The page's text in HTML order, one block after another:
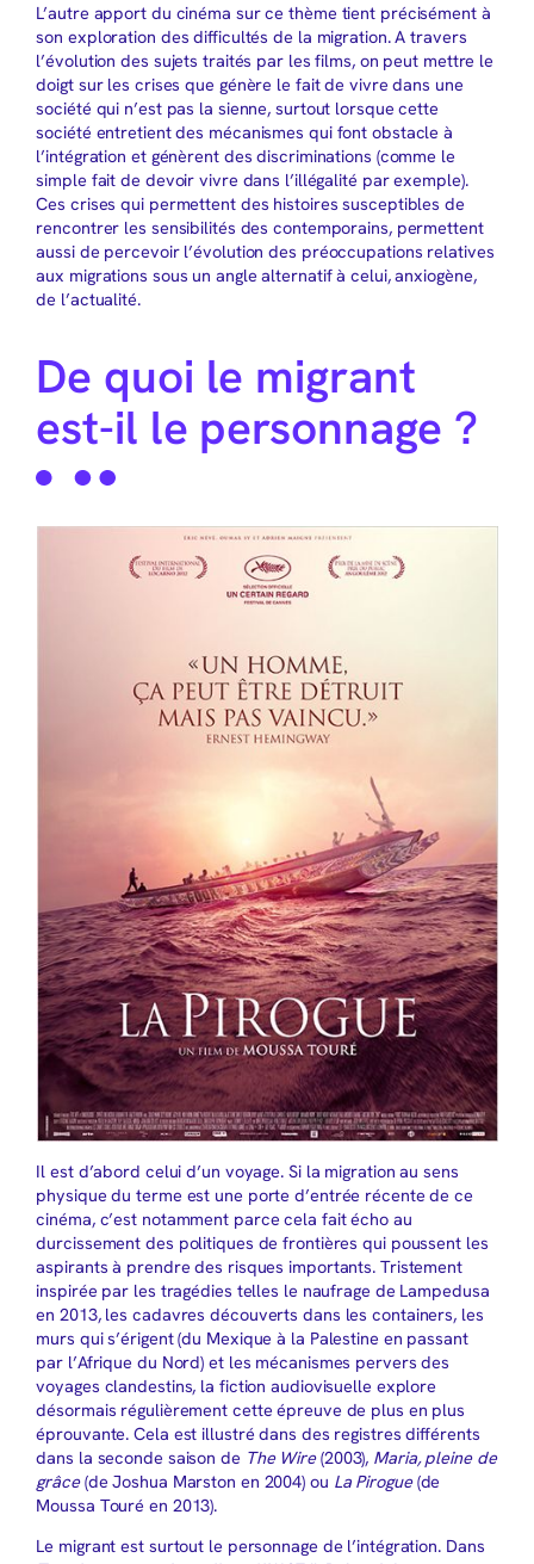
L’autre apport du cinéma sur ce thème tient précisément à
son exploration des difficultés de la migration. A travers
l’évolution des sujets traités par les films, on peut mettre le
doigt sur les crises que génère le fait de vivre dans une
société qui n’est pas la sienne, surtout lorsque cette
société entretient des mécanismes qui font obstacle à
l’intégration et génèrent des discriminations (comme le
simple fait de devoir vivre dans l’illégalité par exemple).
Ces crises qui permettent des histoires susceptibles de
rencontrer les sensibilités des contemporains, permettent
aussi de percevoir l’évolution des préoccupations relatives
aux migrations sous un angle alternatif à celui, anxiogène,
de l’actualité.
De quoi le migrant
est-il le personnage ?
Il est d’abord celui d’un voyage. Si la migration au sens
physique du terme est une porte d’entrée récente de ce
cinéma, c’est notamment parce cela fait écho au
durcissement des politiques de frontières qui poussent les
aspirants à prendre des risques importants. Tristement
inspirée par les tragédies telles le naufrage de Lampedusa
en 2013, les cadavres découverts dans les containers, les
murs qui s’érigent (du Mexique à la Palestine en passant
par l’Afrique du Nord) et les mécanismes pervers des
voyages clandestins, la fiction audiovisuelle explore
désormais régulièrement cette épreuve de plus en plus
éprouvante. Cela est illustré dans des registres différents
dans la seconde saison de The Wire(2003), Maria, pleine de
grâce(de Joshua Marston en 2004) ou La Pirogue(de
Moussa Touré en 2013).
Le migrant est surtout le personnage de l’intégration. Dans